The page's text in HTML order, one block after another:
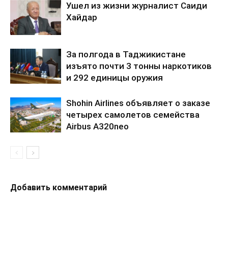
Ушел из жизни журналист Саиди
Хайдар
За полгода в Таджикистане
изъято почти 3 тонны наркотиков
и 292 единицы оружия
Shohin Airlines объявляет о заказе
четырех самолетов семейства
Airbus A320neo
Добавить комментарий